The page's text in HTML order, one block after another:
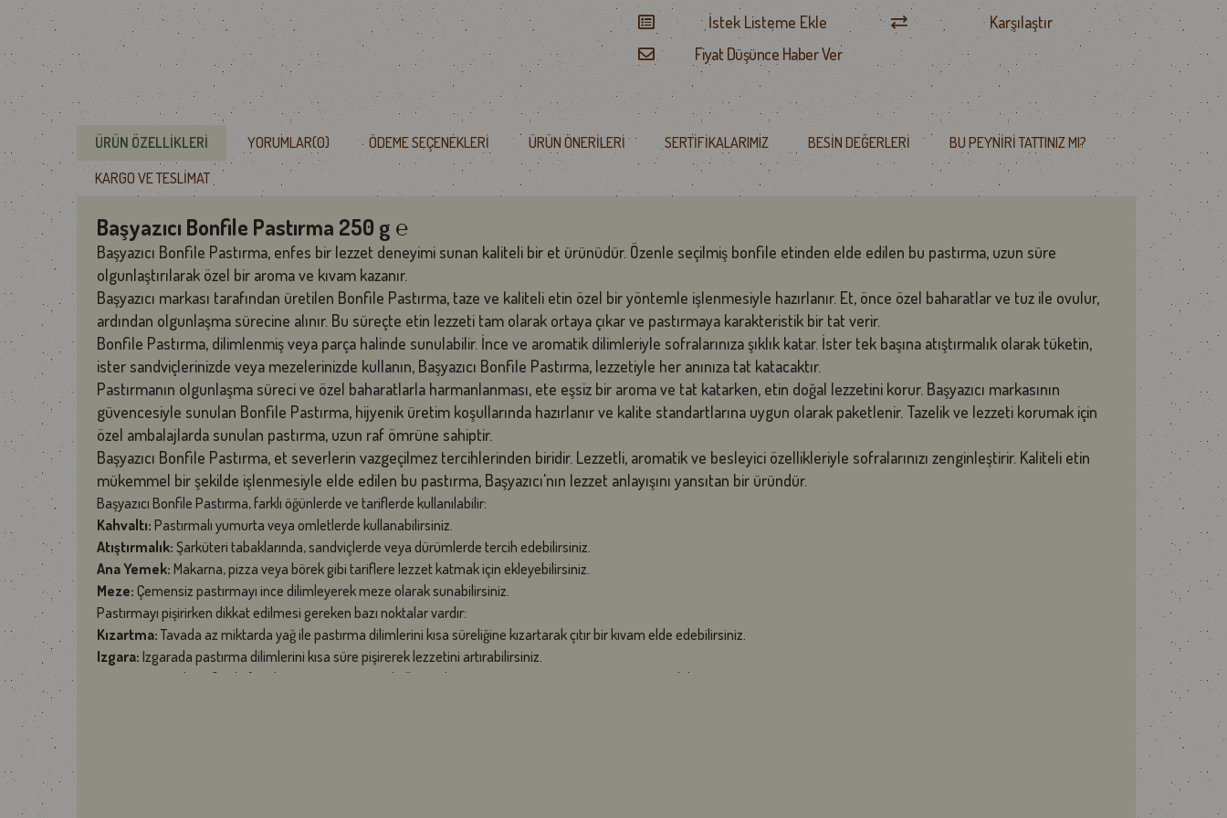
İstek Listeme Ekle
Karşılaştır
Fiyat Düşünce Haber Ver
ÜRÜN ÖZELLIKLERI YORUMLAR(0) ÖDEME SEÇENEKLERI ÜRÜN ÖNERILERI SERTIFIKALARIMIZ BESIN DEĞERLERI
BU PEYNIRI TATTINIZ MI?
KARGO VE TESLIMAT
Başyazıcı Bonfile Pastırma 250 g ℮
Başyazıcı Bonfile Pastırma, enfes bir lezzet deneyimi sunan kaliteli bir et ürünüdür. Özenle seçilmiş bonfile etinden elde edilen bu pastırma, uzun süre
olgunlaştırılarak özel bir aroma ve kıvam kazanır.
Başyazıcı markası tarafından üretilen Bonfile Pastırma, taze ve kaliteli etin özel bir yöntemle işlenmesiyle hazırlanır. Et, önce özel baharatlar ve tuz ile ovulur,
ardından olgunlaşma sürecine alınır. Bu süreçte etin lezzeti tam olarak ortaya çıkar ve pastırmaya karakteristik bir tat verir.
Bonfile Pastırma, dilimlenmiş veya parça halinde sunulabilir. İnce ve aromatik dilimleriyle sofralarınıza şıklık katar. İster tek başına atıştırmalık olarak tüketin,
ister sandviçlerinizde veya mezelerinizde kullanın, Başyazıcı Bonfile Pastırma, lezzetiyle her anınıza tat katacaktır.
Pastırmanın olgunlaşma süreci ve özel baharatlarla harmanlanması, ete eşsiz bir aroma ve tat katarken, etin doğal lezzetini korur. Başyazıcı markasının
güvencesiyle sunulan Bonfile Pastırma, hijyenik üretim koşullarında hazırlanır ve kalite standartlarına uygun olarak paketlenir. Tazelik ve lezzeti korumak için
özel ambalajlarda sunulan pastırma, uzun raf ömrüne sahiptir.
Başyazıcı Bonfile Pastırma, et severlerin vazgeçilmez tercihlerinden biridir. Lezzetli, aromatik ve besleyici özellikleriyle sofralarınızı zenginleştirir. Kaliteli etin
mükemmel bir şekilde işlenmesiyle elde edilen bu pastırma, Başyazıcı'nın lezzet anlayışını yansıtan bir üründür.
Başyazıcı Bonfile Pastırma, farklı öğünlerde ve tariflerde kullanılabilir:
Kahvaltı: Pastırmalı yumurta veya omletlerde kullanabilirsiniz.
Atıştırmalık: Şarküteri tabaklarında, sandviçlerde veya dürümlerde tercih edebilirsiniz.
Ana Yemek: Makarna, pizza veya börek gibi tariflere lezzet katmak için ekleyebilirsiniz.
Meze: Çemensiz pastırmayı ince dilimleyerek meze olarak sunabilirsiniz.
Pastırmayı pişirirken dikkat edilmesi gereken bazı noktalar vardır:
Kızartma:Tavada az miktarda yağ ile pastırma dilimlerini kısa süreliğine kızartarak çıtır bir kıvam elde edebilirsiniz.
Izgara: Izgarada pastırma dilimlerini kısa süre pişirerek lezzetini artırabilirsiniz.
Pastırmalı tariflerde fırında pişirme yöntemini kullanarak pastırmanın aromasını yemeğe yansıtabilirsiniz.